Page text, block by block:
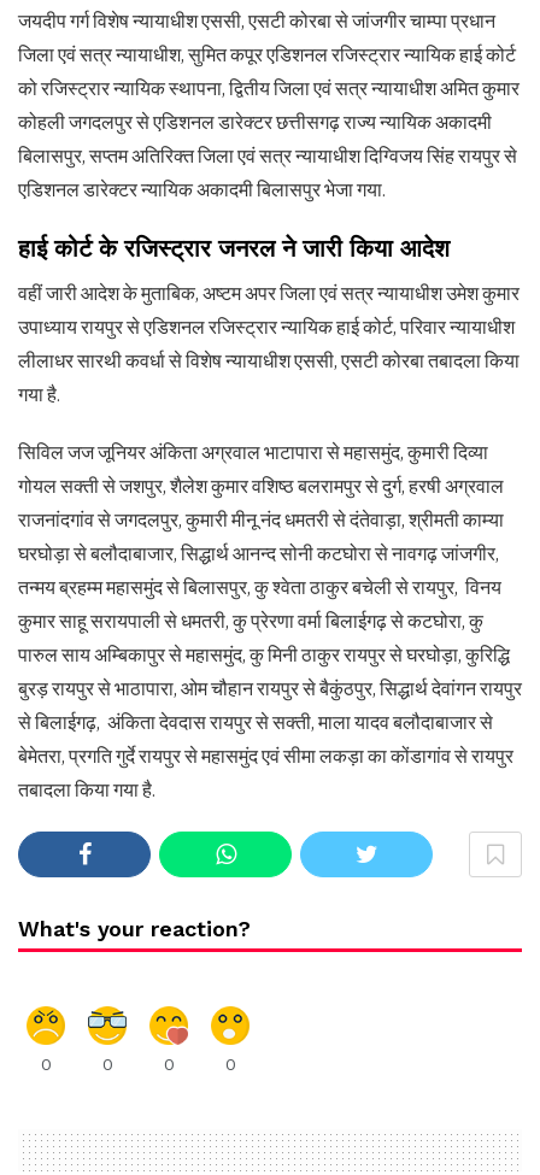
जयदीप गर्ग विशेष न्यायाधीश एससी, एसटी कोरबा से जांजगीर चाम्पा प्रधान
जिला एवं सत्र न्यायाधीश, सुमित कपूर एडिशनल रजिस्ट्रार न्यायिक हाई कोर्ट
को रजिस्ट्रार न्यायिक स्थापना, द्वितीय जिला एवं सत्र न्यायाधीश अमित कुमार
कोहली जगदलपुर से एडिशनल डारेक्टर छत्तीसगढ़ राज्य न्यायिक अकादमी
बिलासपुर, सप्तम अतिरिक्त जिला एवं सत्र न्यायाधीश दिग्विजय सिंह रायपुर से
एडिशनल डारेक्टर न्यायिक अकादमी बिलासपुर भेजा गया.
हाई कोर्ट के रजिस्ट्रार जनरल ने जारी किया आदेश
वहीं जारी आदेश के मुताबिक, अष्टम अपर जिला एवं सत्र न्यायाधीश उमेश कुमार
उपाध्याय रायपुर से एडिशनल रजिस्ट्रार न्यायिक हाई कोर्ट, परिवार न्यायाधीश
लीलाधर सारथी कवर्धा से विशेष न्यायाधीश एससी, एसटी कोरबा तबादला किया
गया है.
सिविल जज जूनियर अंकिता अग्रवाल भाटापारा से महासमुंद, कुमारी दिव्या
गोयल सक्ती से जशपुर, शैलेश कुमार वशिष्ठ बलरामपुर से दुर्ग, हरषी अग्रवाल
राजनांदगांव से जगदलपुर, कुमारी मीनू नंद धमतरी से दंतेवाड़ा, श्रीमती काम्या
घरघोड़ा से बलौदाबाजार, सिद्धार्थ आनन्द सोनी कटघोरा से नावगढ़ जांजगीर,
तन्मय ब्रहम्म महासमुंद से बिलासपुर, कु श्वेता ठाकुर बचेली से रायपुर, विनय
कुमार साहू सरायपाली से धमतरी, कु प्रेरणा वर्मा बिलाईगढ़ से कटघोरा, कु
पारुल साय अम्बिकापुर से महासमुंद, कु मिनी ठाकुर रायपुर से घरघोड़ा, कुरिद्धि
बुरड़ रायपुर से भाठापारा, ओम चौहान रायपुर से बैकुंठपुर, सिद्धार्थ देवांगन रायपुर
से बिलाईगढ़, अंकिता देवदास रायपुर से सक्ती, माला यादव बलौदाबाजार से
बेमेतरा, प्रगति गुर्दे रायपुर से महासमुंद एवं सीमा लकड़ा का कोंडागांव से रायपुर
तबादला किया गया है.
What's your reaction?
0 0 0 0